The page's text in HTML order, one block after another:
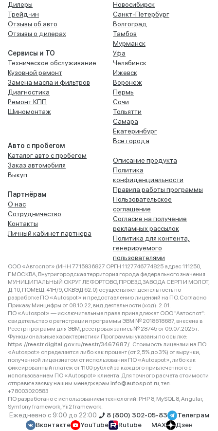
Дилеры
Трейд-ин
Отзывы об авто
Отзывы о дилерах
Сервисы и ТО
Техническое обслуживание
Кузовной ремонт
Замена масла и фильтров
Диагностика
Ремонт КПП
Шиномонтаж
Авто с пробегом
Каталог авто с пробегом
Заказ автомобиля
Выкуп
Партнёрам
О нас
Сотрудничество
Контакты
Личный кабинет партнера
Новосибирск
Санкт-Петербург
Волгоград
Тамбов
Мурманск
Уфа
Челябинск
Ижевск
Воронеж
Пермь
Сочи
Тольятти
Самара
Екатеринбург
Все города
Описание продукта
Политика
конфиденциальности
Правила работы программы
Пользовательское
соглашение
Согласие на получение
рекламных рассылок
Политика для контента,
генерируемого
пользователями
ООО «Автоспот» (ИНН 7715936827 ОРГН 1127746774825 адрес 111250,
Г.МОСКВА, Внутригородская территория города федерального значения
МУНИЦИПАЛЬНЫЙ ОКРУГ ЛЕФОРТОВО, ПРОЕЗД ЗАВОДА СЕРП И МОЛОТ,
Д. 10, ПОМЕЩ. 41Н/9, ОКВЭД 62.0) осуществляет деятельность по
разработке ПО «Autospot» и предоставлению лицензий на ПО. Согласно
Приказу Минцифры от 08.10.22, вид деятельности (код): 2.01.
ПО «Autospot» — исключительные права принадлежат ООО "Автоспот":
свидетельство о регистрации программы ЭВМ № 2018618687, внесена в
Реестр программ для ЭВМ, реестровая запись № 28745 от 09.07.2025 г.
Функциональные характеристики Программы указаны по ссылке:
https://reestr.digital.gov.ru/reestr/3467687/ . Стоимость лицензии на ПО
«Autospot» определяется либо как процент (от 2,5% до 3%) от выручки,
полученной лицензиатом от использования ПО «Autospot», либо как
фиксированный платеж от 1100 рублей за каждого привлеченного с
использованием ПО «Autospot» клиента. Для точного расчета стоимости
отправьте заявку нашим менеджерам info@autospot.ru, тел.
+78003020583
ПО разработано с использованием технологий: PHP 8, MySQL 8, Angular,
Symfony framework, Yii2 framework.
Ежедневно с 9:00 до 22:00 8 (800) 302-05-83
Телеграм
Вконтакте
YouTube Rutube MAX
Дзен